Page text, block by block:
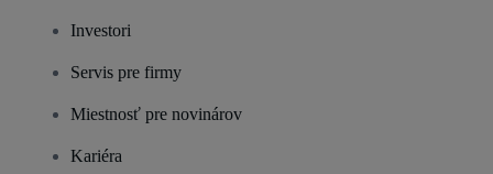
Investori
Servis pre firmy
Miestnosť pre novinárov
Kariéra